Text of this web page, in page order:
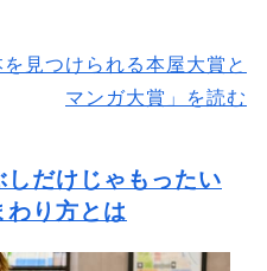
見つけられる本屋大賞と
マンガ大賞」を読む
だけじゃもったい
り方とは